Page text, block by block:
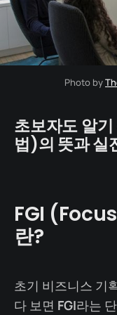
Photo by
초보자도 알
법)의 뜻과 실
FGI
란?
초기 비즈니스 기
다 보면 FGI라는